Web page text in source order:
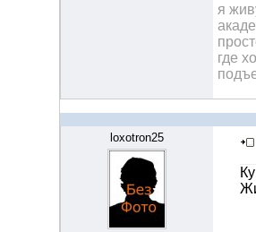
я
где
loxotron25